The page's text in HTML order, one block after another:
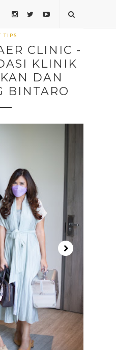
TIPS
CLINIC -
KLINIK
DAN
BINTARO